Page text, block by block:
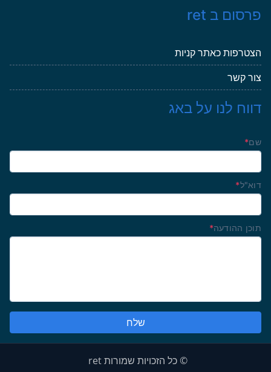
פרסום ב ret
הצטרפות כאתר קניות
צור קשר
דווח לנו על באג
שם*
דוא"ל*
תוכן ההודעה*
© כל הזכויות שמורות ret